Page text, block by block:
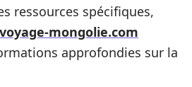
ressources spécifiques,
mongolie.com
approfondies sur la